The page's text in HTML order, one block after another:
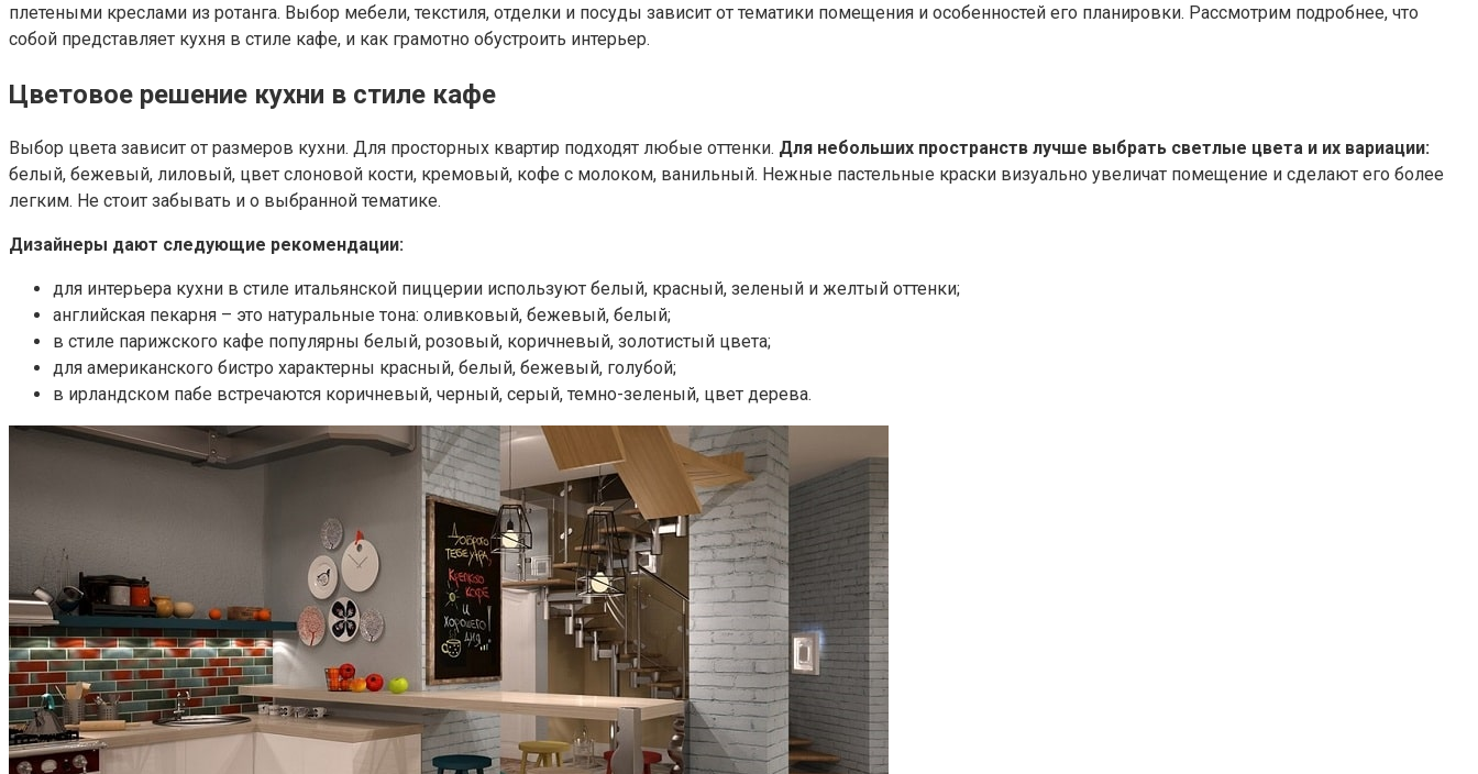
плетеными креслами из ротанга. Выбор мебели, текстиля, отделки и посуды зависит от тематики помещения и особенностей его планировки. Рассмотрим подробнее, что
собой представляет кухня в стиле кафе, и как грамотно обустроить интерьер.
Цветовое решение кухни в стиле кафе
Выбор цвета зависит от размеров кухни. Для просторных квартир подходят любые оттенки. Для небольших пространств лучше выбрать светлые цвета и их вариации:
белый, бежевый, лиловый, цвет слоновой кости, кремовый, кофе с молоком, ванильный. Нежные пастельные краски визуально увеличат помещение и сделают его более
легким. Не стоит забывать и о выбранной тематике.
Дизайнеры дают следующие рекомендации:
для интерьера кухни в стиле итальянской пиццерии используют белый, красный, зеленый и желтый оттенки;
английская пекарня – это натуральные тона: оливковый, бежевый, белый;
в стиле парижского кафе популярны белый, розовый, коричневый, золотистый цвета;
для американского бистро характерны красный, белый, бежевый, голубой;
в ирландском пабе встречаются коричневый, черный, серый, темно-зеленый, цвет дерева.